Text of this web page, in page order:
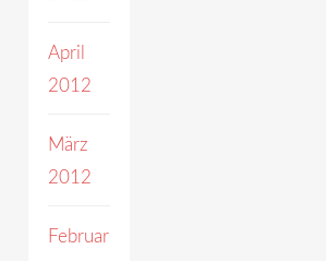
April
2012
März
2012
Februar